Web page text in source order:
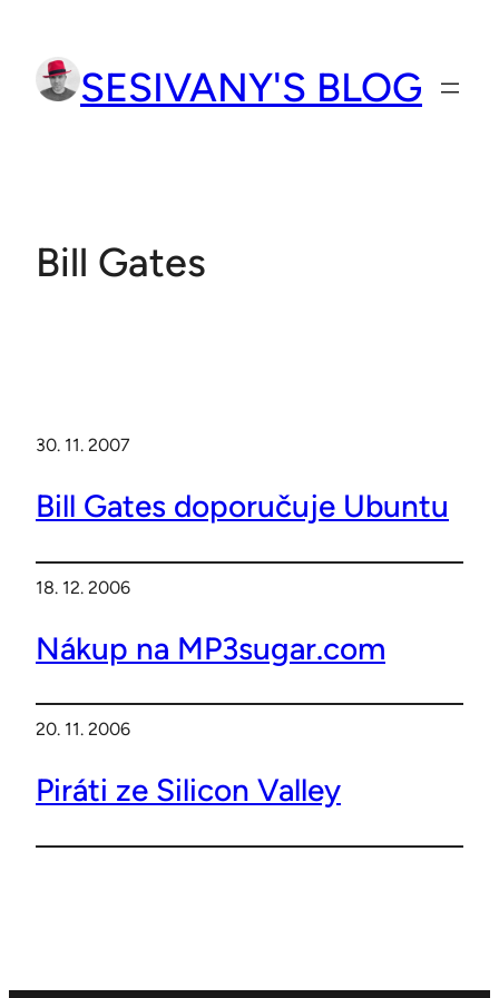
obsah
SESIVANY'S BLOG
Bill Gates
30. 11. 2007
Bill Gates doporučuje Ubuntu
18. 12. 2006
Nákup na MP3sugar.com
20. 11. 2006
Piráti ze Silicon Valley